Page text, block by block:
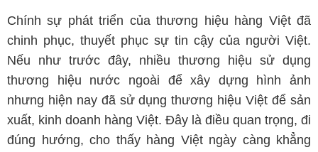
Chính sự phát triển của thương hiệu hàng Việt đã
chinh phục, thuyết phục sự tin cậy của người Việt.
Nếu như trước đây, nhiều thương hiệu sử dụng
thương hiệu nước ngoài để xây dựng hình ảnh
nhưng hiện nay đã sử dụng thương hiệu Việt để sản
xuất, kinh doanh hàng Việt. Đây là điều quan trọng, đi
đúng hướng, cho thấy hàng Việt ngày càng khẳng